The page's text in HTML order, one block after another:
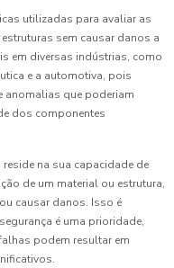
utilizadas para avaliar as
sem causar danos a
em diversas indústrias, como
e a automotiva, pois
anomalias que poderiam
dos componentes
na sua capacidade de
de um material ou estrutura,
causar danos. Isso é
é uma prioridade,
podem resultar em